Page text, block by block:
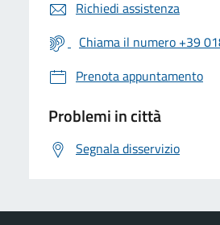
Richiedi assistenza
Chiama il numero +39
Prenota appuntamento
Problemi in città
Segnala disservizio